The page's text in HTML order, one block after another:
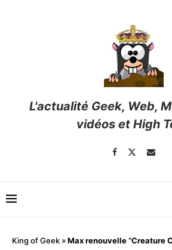
L'actualité Geek, Web,
vidéos et High
King of Geek »Max renouvelle “Creature